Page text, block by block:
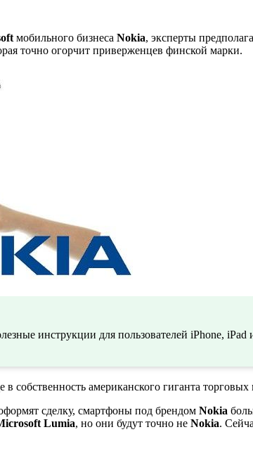
мобильного бизнеса Nokia, эксперты
точно огорчит приверженцев финской марки.
инструкции для пользователей iPhone, iPad
в собственность американского гиганта торговых
сделку, смартфоны под брендом Nokia
Lumia, но они будут точно не Nokia.